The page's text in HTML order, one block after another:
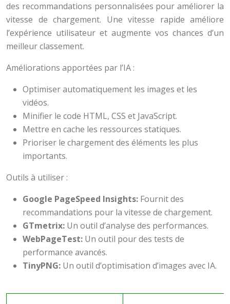
des recommandations personnalisées pour améliorer la
vitesse de chargement. Une vitesse rapide améliore
l’expérience utilisateur et augmente vos chances d’un
meilleur classement.
Améliorations apportées par l’IA :
Optimiser automatiquement les images et les
vidéos.
Minifier le code HTML, CSS et JavaScript.
Mettre en cache les ressources statiques.
Prioriser le chargement des éléments les plus
importants.
Outils à utiliser :
Google PageSpeed Insights: Fournit des
recommandations pour la vitesse de chargement.
GTmetrix: Un outil d’analyse des performances.
WebPageTest: Un outil pour des tests de
performance avancés.
TinyPNG: Un outil d’optimisation d’images avec IA.